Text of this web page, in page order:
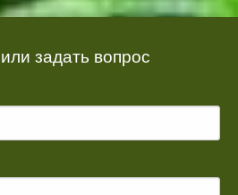
задать вопрос